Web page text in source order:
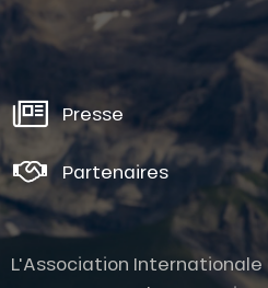
Presse
Partenaires
L'Association Internationale